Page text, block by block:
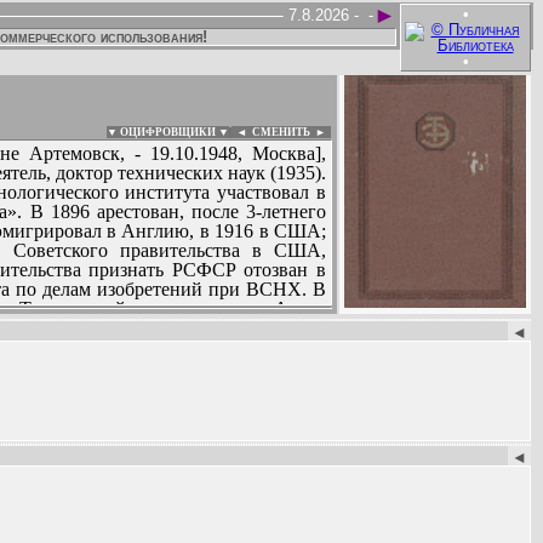
•
•
►
-
7.8.2026 -
использования!
▼ ОЦИФРОВЩИКИ ▼ ◄ СМЕНИТЬ ►
Артемовск, - 19.10.1948, Москва],
доктор технических наук (1935).
института участвовал в
В 1896 арестован, после 3-летнего
эмигрировал в Англию, в 1916 в США;
Советского правительства в США,
признать РСФСР отозван в
по делам изобретений при ВСНХ. В
«Технической энциклопедии». Автор
пенсионер, занимался
:
◄
◄